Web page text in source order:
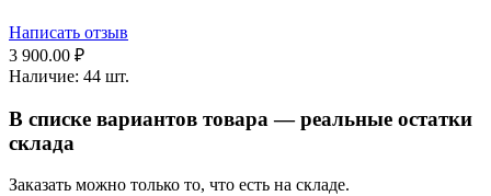
Написать отзыв
3 900.00 ₽
Наличие: 44 шт.
В списке вариантов товара — реальные остатки
склада
Заказать можно только то, что есть на складе.